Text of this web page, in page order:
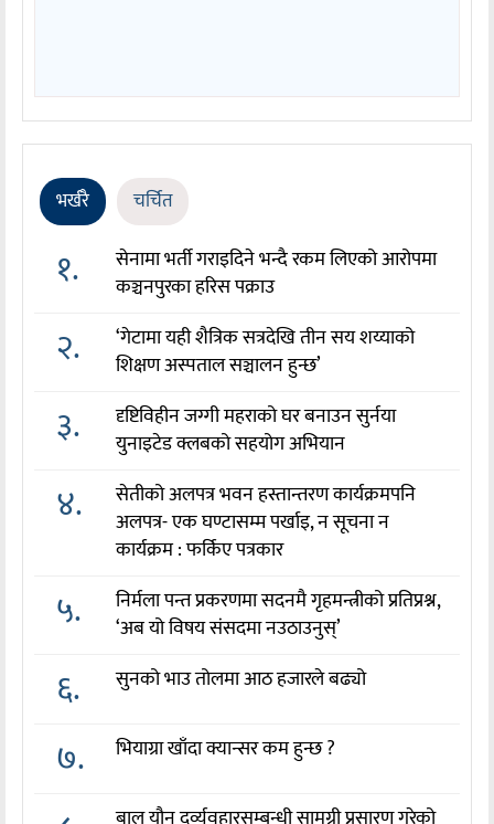
भर्खरै चर्चित
१.
सेनामा भर्ती गराइदिने भन्दै रकम लिएको आरोपमा
कञ्चनपुरका हरिस पक्राउ
२.
‘गेटामा यही शैत्रिक सत्रदेखि तीन सय शय्याको
शिक्षण अस्पताल सञ्चालन हुन्छ’
३.
दृष्टिविहीन जग्गी महराको घर बनाउन सुर्नया
युनाइटेड क्लबको सहयोग अभियान
४.
सेतीको अलपत्र भवन हस्तान्तरण कार्यक्रमपनि
अलपत्र- एक घण्टासम्म पर्खाइ, न सूचना न
कार्यक्रम : फर्किए पत्रकार
५.
निर्मला पन्त प्रकरणमा सदनमै गृहमन्त्रीको प्रतिप्रश्न,
‘अब यो विषय संसदमा नउठाउनुस्’
६. सुनको भाउ तोलमा आठ हजारले बढ्यो
७. भियाग्रा खाँदा क्यान्सर कम हुन्छ ?